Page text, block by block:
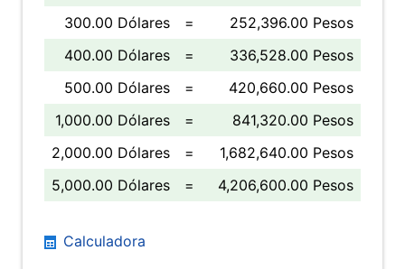
300.00 Dólares
=
252,396.00 Pesos
400.00 Dólares
=
336,528.00 Pesos
500.00 Dólares
=
420,660.00 Pesos
1,000.00 Dólares
=
841,320.00 Pesos
2,000.00 Dólares
=
1,682,640.00 Pesos
5,000.00 Dólares
= 4,206,600.00 Pesos
Calculadora